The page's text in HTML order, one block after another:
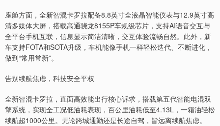
座舱方面，全新智混卡罗拉配备8.8英寸全液晶智能仪表与12.9英寸高
清多媒体大屏，搭载高通骁龙8155P车规级芯片，支持AI语音交互与
全平台手机互联，信息显示简洁清晰，交互体验流畅自然。此外，新
车支持FOTA和SOTA升级，车机能像手机一样轻松迭代、不断进化，
做到“常用常新”。
告别续航焦虑，科技安全平权
全新智混卡罗拉，直面高效能出行核心诉求，搭载第五代智能电混双
擎系统，实现全工况低油耗表现，百公里油耗低至4.13L，一箱油轻松
续航超1000公里。无论跨城通勤还是长途自驾，皆远离续航焦虑。